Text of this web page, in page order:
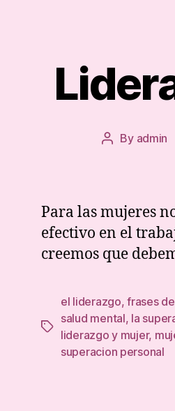
Post
By admin
Para las mujeres
efectivo en el
creemos que
Tags
el liderazgo,frases
salud mental, la
liderazgo y mujer,
superacion personal